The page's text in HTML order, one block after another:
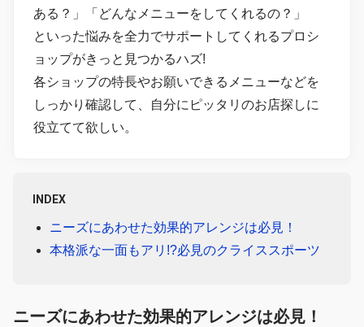
ある？」「どんなメニューをしてくれるの？」
といった悩みを全力でサポートしてくれるプロシ
ョップがきっと見つかるハズ!
各ショップの特長やお願いできるメニューなどを
しっかり確認して、自分にピッタリのお店探しに
役立てて欲しい。
INDEX
ニーズにあわせた効果的アレンジは必見！
本格派な一面もアリ!?必見のクライススポーツ
ニーズにあわせた効果的アレンジは必見！